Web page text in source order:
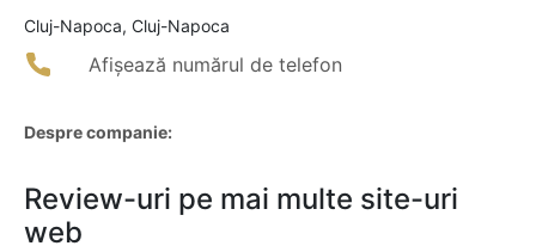
Cluj-Napoca, Cluj-Napoca
Afișează numărul de telefon
Despre companie:
Review-uri pe mai multe site-uri
web